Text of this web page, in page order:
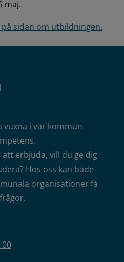
maj.
sidan om utbildningen.
i vår kommun
erbjuda, vill du ge dig
Hos oss kan både
organisationer få
00